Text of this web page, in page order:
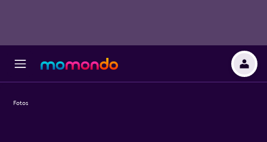
Fotos